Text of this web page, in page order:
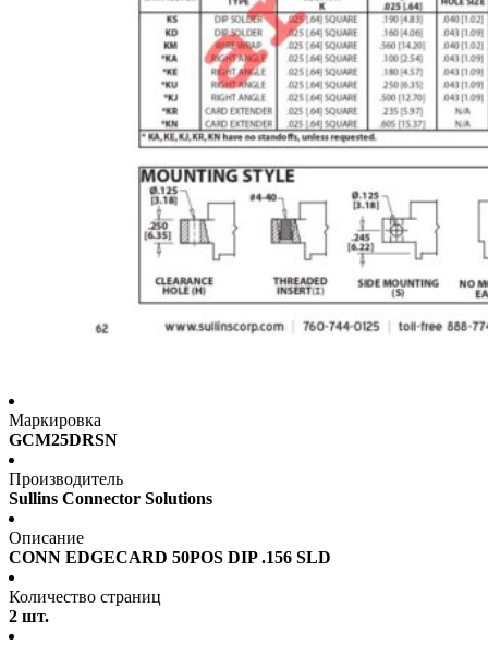
Маркировка
GCM25DRSN
Производитель
Sullins Connector Solutions
Описание
CONN EDGECARD 50POS DIP .156 SLD
Количество страниц
2 шт.